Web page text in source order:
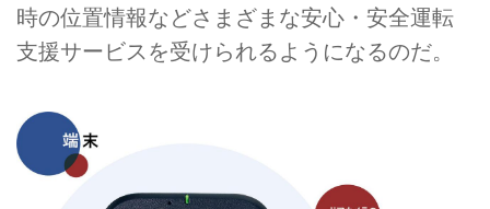
時の位置情報などさまざまな安心・安全運転
支援サービスを受けられるようになるのだ。